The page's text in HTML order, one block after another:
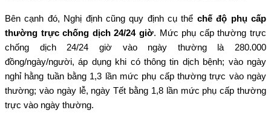
Bên cạnh đó, Nghị định cũng quy định cụ thể chế độ phụ cấp
thường trực chống dịch 24/24 giờ. Mức phụ cấp thường trực
chống dịch 24/24 giờ vào ngày thường là 280.000
đồng/ngày/người, áp dụng khi có thông tin dịch bệnh; vào ngày
nghỉ hằng tuần bằng 1,3 lần mức phụ cấp thường trực vào ngày
thường; vào ngày lễ, ngày Tết bằng 1,8 lần mức phụ cấp thường
trực vào ngày thường.